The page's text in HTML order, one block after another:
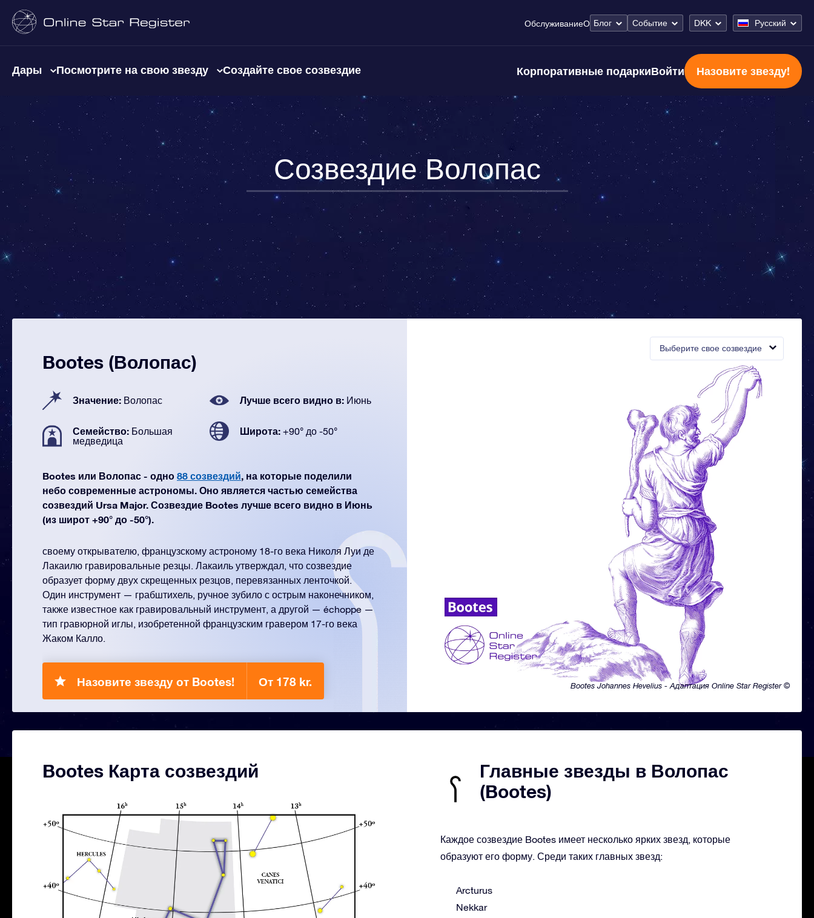
ОбслуживаниеО Блог Событие DKK Русский
Дары Посмотрите на свою звезду Создайте свое созвездие Корпоративные подаркиВойти Назовите звезду!
Созвездие Волопас
Выберите свое созвездие
Bootes Johannes Hevelius - Адаптация Online Star Register ©
Bootes (Волопас)
Значение: Волопас Лучше всего видно в: Июнь
Семейство: Большая
медведица
Широта: +90° до -50°
Bootes или Волопас - одно 88 созвездий, на которые поделили
небо современные астрономы. Оно является частью семейства
созвездий Ursa Major. Созвездие Bootes лучше всего видно в Июнь
(из широт +90° до -50°).
своему открывателю, французскому астроному 18-го века Николя Луи де
Лакаилю гравировальные резцы. Лакаиль утверждал, что созвездие
образует форму двух скрещенных резцов, перевязанных ленточкой.
Один инструмент — грабштихель, ручное зубило с острым наконечником,
также известное как гравировальный инструмент, а другой — échoppe —
тип гравюрной иглы, изобретенной французским гравером 17-го века
Жаком Калло.
Назовите звезду от Bootes! От 178 kr.
Bootes Карта созвездий
Главные звезды в Волопас
(Bootes)
Каждое созвездие Bootes имеет несколько ярких звезд, которые
образуют его форму. Среди таких главных звезд:
Arcturus
Nekkar